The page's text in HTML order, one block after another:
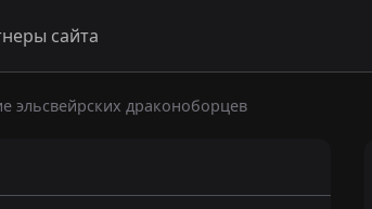
сайта
эльсвейрских драконоборцев